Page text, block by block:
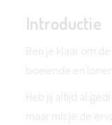
Introductie
Ben je klaar om
boeiende en
Heb jij altijd al
maar mis je de